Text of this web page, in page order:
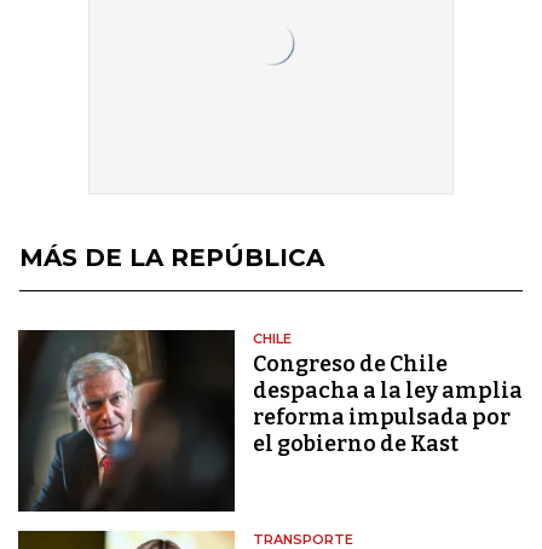
MÁS DE LA REPÚBLICA
CHILE
Congreso de Chile
despacha a la ley amplia
reforma impulsada por
el gobierno de Kast
TRANSPORTE